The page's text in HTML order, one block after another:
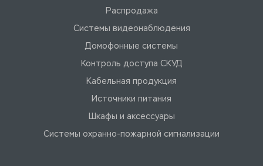
Распродажа
Системы видеонаблюдения
Домофонные системы
Контроль доступа СКУД
Кабельная продукция
Источники питания
Шкафы и аксессуары
Системы охранно-пожарной сигнализации